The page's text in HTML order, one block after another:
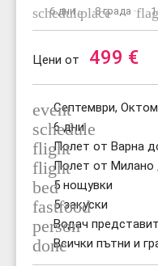
schedule
6 дни ·place8 града ·flag
Цени от 499 €
event
Септември,
schedule
6 дни
flightПолет от Варна
flightПолет от Милано
bed5 нощувки
fastfood
5 закуски
person
Водач
doneВсички пътни и